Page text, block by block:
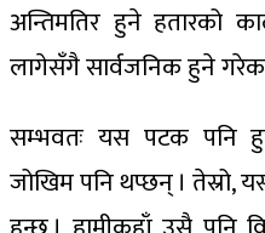
अन्तिमतिर हुने हतारको
लागेसँगै सार्वजनिक हुने
सम्भवतः यस पटक पनि
जोखिम पनि थप्छन् । तेस्रो,